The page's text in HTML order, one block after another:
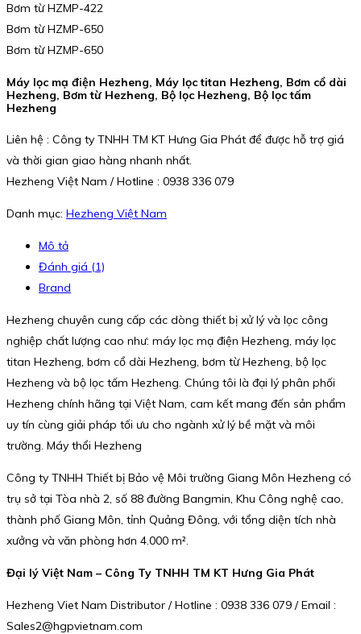
Bơm từ HZMP-422
Bơm từ HZMP-650
Bơm từ HZMP-650
Máy lọc mạ điện Hezheng, Máy lọc titan Hezheng, Bơm cổ dài
Hezheng, Bơm từ Hezheng, Bộ lọc Hezheng, Bộ lọc tấm
Hezheng
Liên hệ : Công ty TNHH TM KT Hưng Gia Phát để được hỗ trợ giá
và thời gian giao hàng nhanh nhất.
Hezheng Việt Nam / Hotline : 0938 336 079
Danh mục: Hezheng Việt Nam
Mô tả
Đánh giá (1)
Brand
Hezheng chuyên cung cấp các dòng thiết bị xử lý và lọc công
nghiệp chất lượng cao như: máy lọc mạ điện Hezheng, máy lọc
titan Hezheng, bơm cổ dài Hezheng, bơm từ Hezheng, bộ lọc
Hezheng và bộ lọc tấm Hezheng. Chúng tôi là đại lý phân phối
Hezheng chính hãng tại Việt Nam, cam kết mang đến sản phẩm
uy tín cùng giải pháp tối ưu cho ngành xử lý bề mặt và môi
trường. Máy thổi Hezheng
Công ty TNHH Thiết bị Bảo vệ Môi trường Giang Môn Hezheng có
trụ sở tại Tòa nhà 2, số 88 đường Bangmin, Khu Công nghệ cao,
thành phố Giang Môn, tỉnh Quảng Đông, với tổng diện tích nhà
xưởng và văn phòng hơn 4.000 m².
Đại lý Việt Nam – Công Ty TNHH TM KT Hưng Gia Phát
Hezheng Viet Nam Distributor / Hotline : 0938 336 079 / Email :
Sales2@hgpvietnam.com